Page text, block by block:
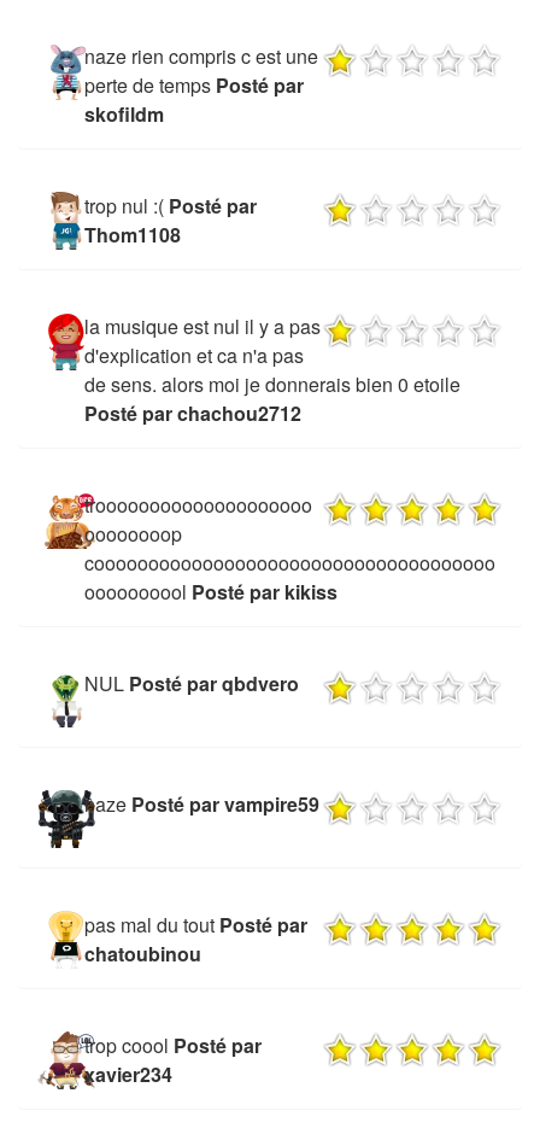
naze rien compris c est une
perte de temps Posté par
skofildm
trop nul :( Posté par
Thom1108
la musique est nul il y a pas
d'explication et ca n'a pas
de sens. alors moi je donnerais bien 0 etoile
Posté par chachou2712
troooooooooooooooooooo
oooooooop
cooooooooooooooooooooooooooooooooooooo
oooooooool Posté par kikiss
NUL Posté par qbdvero
naze Posté par vampire59
pas mal du tout Posté par
chatoubinou
trop coool Posté par
xavier234